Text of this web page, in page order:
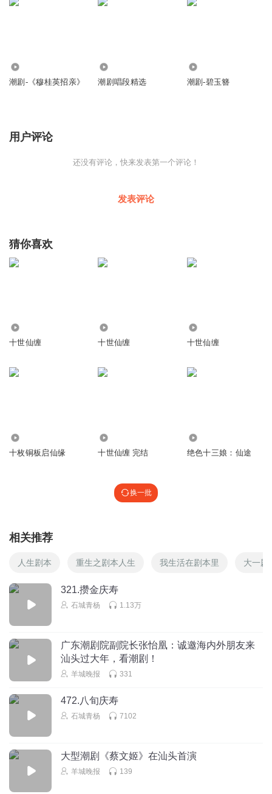
潮剧-《穆桂英招亲》 潮剧唱段精选 潮剧-碧玉簪
用户评论
还没有评论，快来发表第一个评论！
发表评论
猜你喜欢
十世仙缠 十世仙缠 十世仙缠
十枚铜板启仙缘 十世仙缠 完结 绝色十三娘：仙途
换一批
相关推荐
人生剧本 重生之剧本人生 我生活在剧本里 大一剧
321.攒金庆寿
石城青杨 1.13万
广东潮剧院副院长张怡凰：诚邀海内外朋友来
汕头过大年，看潮剧！
羊城晚报 331
472.八旬庆寿
石城青杨 7102
大型潮剧《蔡文姬》在汕头首演
羊城晚报 139